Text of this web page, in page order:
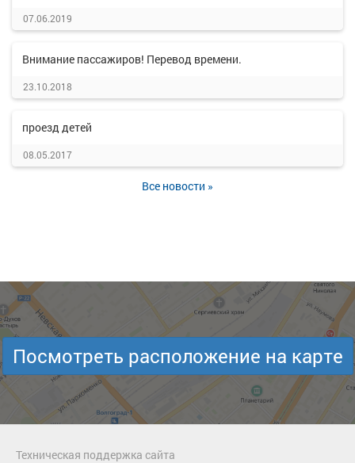
07.06.2019
Внимание пассажиров! Перевод времени.
23.10.2018
проезд детей
08.05.2017
Все новости »
Посмотреть расположение на карте
Техническая поддержка сайта